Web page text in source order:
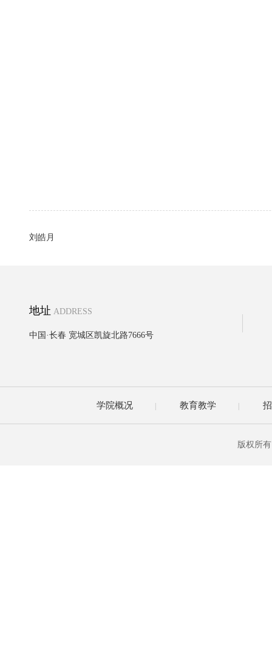
刘皓月
地址 ADDRESS
中国·长春 宽城区凯旋北路7666号
学院概况 | 教育教学 |
版权所